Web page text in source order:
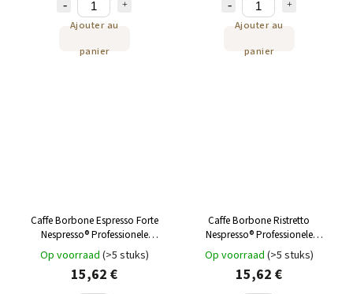
Ajouter au
panier
Ajouter au
panier
Caffe Borbone Espresso Forte
Nespresso® Professionele
capsules 50 st
Op voorraad (>5 stuks)
15,62 €
Caffe Borbone Ristretto
Nespresso® Professionele
capsules 50 st
Op voorraad (>5 stuks)
15,62 €